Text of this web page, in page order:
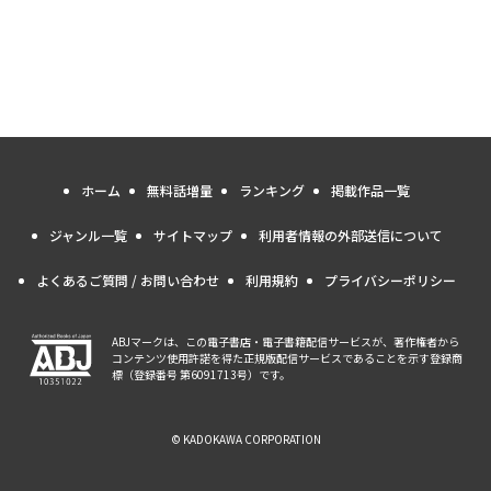
ホーム 無料話増量 ランキング 掲載作品一覧
ジャンル一覧 サイトマップ 利用者情報の外部送信について
よくあるご質問 / お問い合わせ 利用規約 プライバシーポリシー
ABJマークは、この電子書店・電子書籍配信サービスが、著作権者から
コンテンツ使用許諾を得た正規版配信サービスであることを示す登録商
標（登録番号 第6091713号）です。
© KADOKAWA CORPORATION